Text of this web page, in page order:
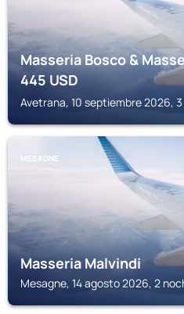
Masseria Bosco &
445USD
Avetrana, 10 septiembre 2026,
MESAGNE
Masseria Malvindi
Mesagne, 14 agosto 2026, 2